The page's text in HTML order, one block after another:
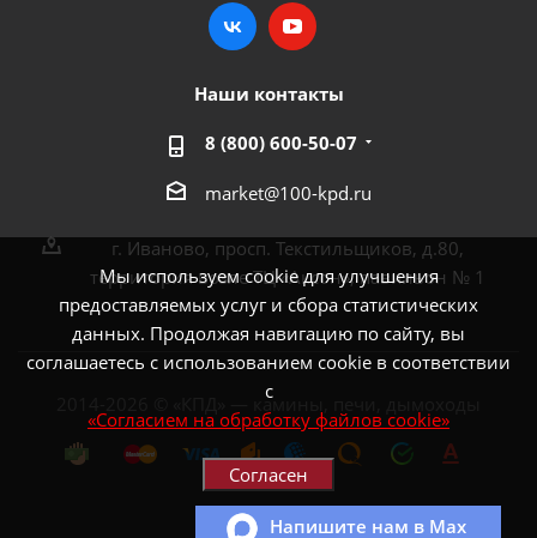
Мы используем cookie для улучшения
предоставляемых услуг и сбора статистических
данных. Продолжая навигацию по сайту, вы
соглашаетесь с использованием cookie в соответствии
с
«Согласием на обработку файлов cookie»
Согласен
Напишите нам в Max
Наши контакты
8 (800) 600-50-07
market@100-kpd.ru
г. Иваново, просп. Текстильщиков, д.80,
территория возле ТЦ «Аксон», павильон № 1
2014-2026 © «КПД» — камины, печи, дымоходы